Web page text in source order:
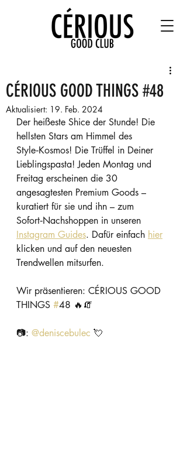
CÉRIOUS GOOD THINGS #48
Aktualisiert: 19. Feb. 2024
Der heißeste Shice der Stunde! Die
hellsten Stars am Himmel des
Style‑Kosmos! Die Trüffel in Deiner
Lieblingspasta! Jeden Montag und
Freitag erscheinen die 30
angesagtesten Premium Goods –
kuratiert für sie und ihn – zum
Sofort‑Nachshoppen in unseren
Instagram Guides. Dafür einfach hier
klicken und auf den neuesten
Trendwellen mitsurfen.
Wir präsentieren: CÉRIOUS GOOD
THINGS #48 🔥🧯
📷: @deniscebulec 💘